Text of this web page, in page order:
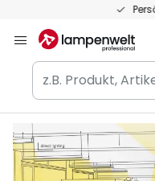
Inhalt
springen
z.B.
Produkt,
Artikelnr.,
EAN
/
GTIN